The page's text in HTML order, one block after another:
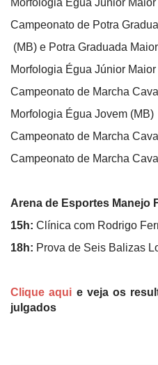
Morfologia Égua Júnior Maior
Campeonato de Potra
(MB) e Potra Graduada
Morfologia Égua Júnior Maior
Campeonato de Marcha
Morfologia Égua Jovem (MB)
Campeonato de Marcha
Campeonato de Marcha
Arena de Esportes Manejo
15h: Clínica com Rodrigo
18h: Prova de Seis Balizas
Clique aqui e veja os
julgados